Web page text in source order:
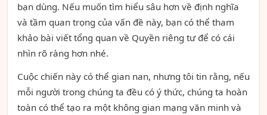
bạn dùng. Nếu muốn tìm hiểu sâu hơn về định nghĩa
và tầm quan trọng của vấn đề này, bạn có thể tham
khảo bài viết tổng quan về Quyền riêng tư để có cái
nhìn rõ ràng hơn nhé.
Cuộc chiến này có thể gian nan, nhưng tôi tin rằng, nếu
mỗi người trong chúng ta đều có ý thức, chúng ta hoàn
toàn có thể tạo ra một không gian mạng văn minh và